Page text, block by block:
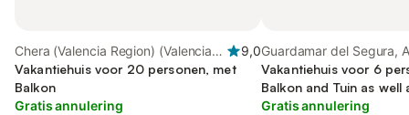
Chera (Valencia Region) (Valencia
Region), Valencia Provincie
9,0
Vakantiehuis voor 20 personen, met
Balkon
Gratis annulering
Guardamar del Segura,
Provincie
Vakantiehuis voor 6
Balkon and Tuin as well
Kinderzwembad and
Gratis annulering